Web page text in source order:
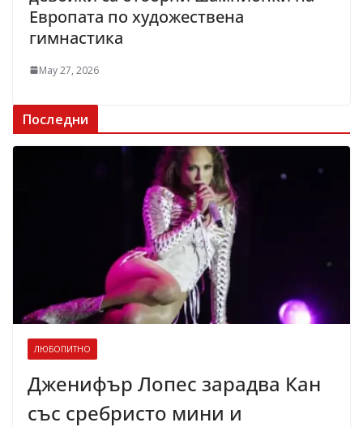
Европата по художествена
гимнастика
May 27, 2026
Последни
ЛЮБОПИТНО
Дженифър Лопес зарадва Кан
със сребристо мини и